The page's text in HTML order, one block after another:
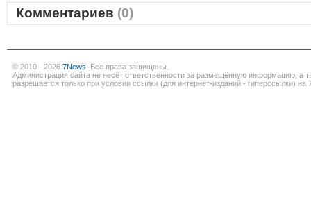
Комментариев (0)
© 2010 - 2026 7News . Все права защищены.
Администрация сайта не несёт ответственности за размещённую информацию, а
разрешается только при условии ссылки (для интернет-изданий - гиперссылки) на